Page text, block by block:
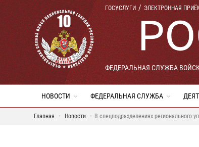
ГОСУСЛУГИ ЭЛЕКТРОННАЯ
ФЕДЕРАЛЬНАЯ СЛУЖБА
НОВОСТИ ФЕДЕРАЛЬНАЯ СЛУЖБА
Главная Новости В спецподразделениях регионального